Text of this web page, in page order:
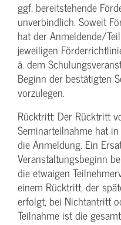
ggf. bereitstehende
unverbindlich. Soweit
hat der Anmeldende/­
jeweiligen
ä. dem
Beginn der bestätigten
vorzulegen.
Rücktritt: Der Rücktritt
Seminarteilnahme hat
die Anmeldung. Ein
Veranstaltungs­beginn
die etwaigen
einem Rücktritt, der
erfolgt, bei Nichtantritt
Teilnahme ist die